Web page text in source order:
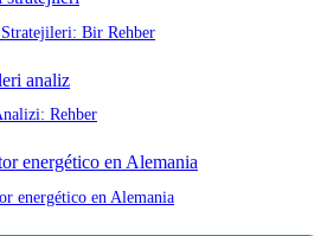
Bir Rehber
Rehber
energético en Alemania